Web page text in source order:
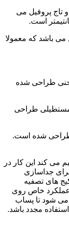
تاج پروفیل می
باشد که معمولا
طراحی شده
طراحی
می کند این کار در
جداسازی
های تصفیه
خاص روی
می شود تا پساب
مجدد باشد.